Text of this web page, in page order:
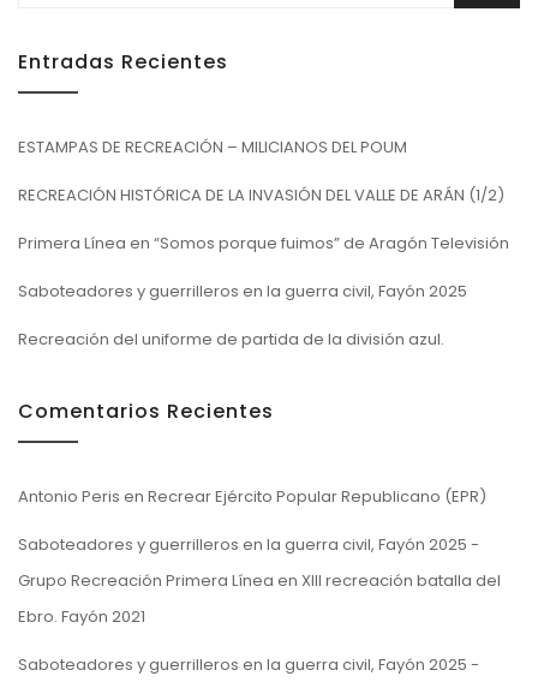
Entradas Recientes
ESTAMPAS DE RECREACIÓN – MILICIANOS DEL POUM
RECREACIÓN HISTÓRICA DE LA INVASIÓN DEL VALLE DE ARÁN (1/2)
Primera Línea en “Somos porque fuimos” de Aragón Televisión
Saboteadores y guerrilleros en la guerra civil, Fayón 2025
Recreación del uniforme de partida de la división azul.
Comentarios Recientes
Antonio Peris en Recrear Ejército Popular Republicano (EPR)
Saboteadores y guerrilleros en la guerra civil, Fayón 2025 -
Grupo Recreación Primera Línea en XIII recreación batalla del
Ebro. Fayón 2021
Saboteadores y guerrilleros en la guerra civil, Fayón 2025 -